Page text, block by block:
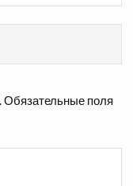
Обязательные поля